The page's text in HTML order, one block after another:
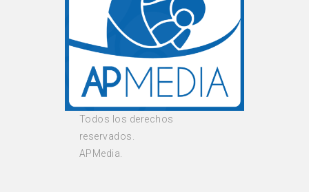
Todos los derechos
reservados.
APMedia.